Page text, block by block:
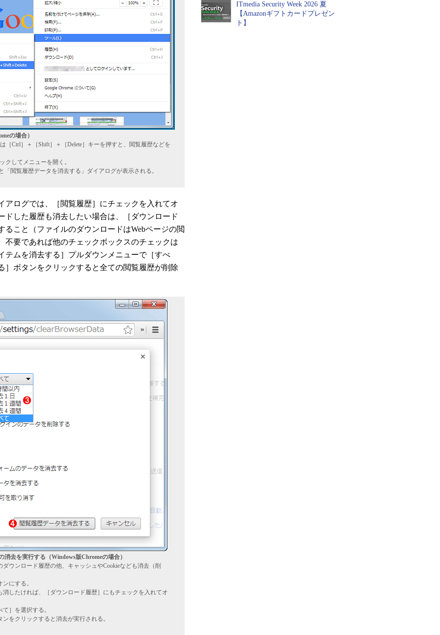
の場合）
［Ctrl］＋［Shift］＋［Delete］キーを押すと、閲覧履歴などを
クしてメニューを開く。
閲覧履歴データを消去する」ダイアログが表示される。
ログでは、［閲覧履歴］にチェックを入れてオ
ドした履歴も消去したい場合は、［ダウンロード
こと（ファイルのダウンロードはWebページの閲
不要であれば他のチェックボックスのチェックは
テムを消去する］プルダウンメニューで［すべ
］ボタンをクリックすると全ての閲覧履歴が削除
去を実行する（Windows版Chromeの場合）
ウンロード履歴の他、キャッシュやCookieなども消去（削
にする。
したければ、［ダウンロード履歴］にもチェックを入れてオ
］を選択する。
をクリックすると消去が実行される。
ITmedia Security Week 2026 夏
【Amazonギフトカードプレゼン
ト】